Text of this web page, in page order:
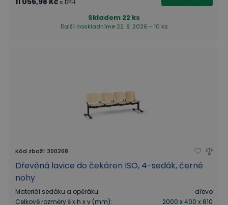
s DPH
Skladem 22 ks
Další naskladníme 22. 9. 2026 - 10 ks
Kód zboží: 300268
Dřevěná lavice do čekáren ISO, 4-sedák, černé
nohy
Materiál sedáku a opěráku:
dřevo
Celkové rozměry š x h x v (mm):
2000 x 400 x 810